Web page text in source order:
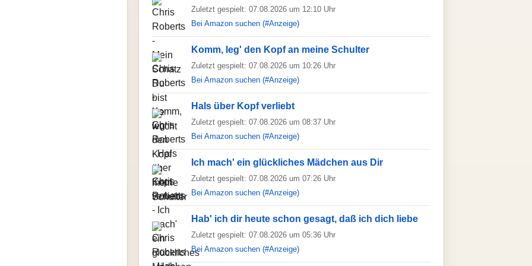
Zuletzt gespielt: 07.08.2026 um 12:10 Uhr
Bei Amazon suchen (#Anzeige)
Komm, leg' den Kopf an meine Schulter
Zuletzt gespielt: 07.08.2026 um 10:26 Uhr
Bei Amazon suchen (#Anzeige)
Hals über Kopf verliebt
Zuletzt gespielt: 07.08.2026 um 08:37 Uhr
Bei Amazon suchen (#Anzeige)
Ich mach' ein glückliches Mädchen aus Dir
Zuletzt gespielt: 07.08.2026 um 07:26 Uhr
Bei Amazon suchen (#Anzeige)
Hab' ich dir heute schon gesagt, daß ich dich liebe
Zuletzt gespielt: 07.08.2026 um 05:36 Uhr
Bei Amazon suchen (#Anzeige)